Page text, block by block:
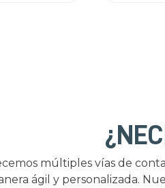
múltiples vías de
ágil y personalizada.